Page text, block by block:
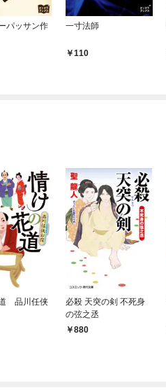
パッサン作
一寸法師
110
品川任侠
必殺 天突の剣 不死身
の弦之丞
880